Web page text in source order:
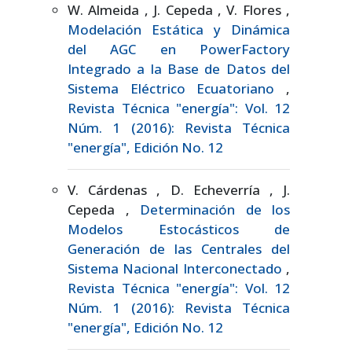
W. Almeida , J. Cepeda , V. Flores ,
Modelación Estática y Dinámica
del AGC en PowerFactory
Integrado a la Base de Datos del
Sistema Eléctrico Ecuatoriano ,
Revista Técnica "energía": Vol. 12
Núm. 1 (2016): Revista Técnica
"energía", Edición No. 12
V. Cárdenas , D. Echeverría , J.
Cepeda , Determinación de los
Modelos Estocásticos de
Generación de las Centrales del
Sistema Nacional Interconectado ,
Revista Técnica "energía": Vol. 12
Núm. 1 (2016): Revista Técnica
"energía", Edición No. 12